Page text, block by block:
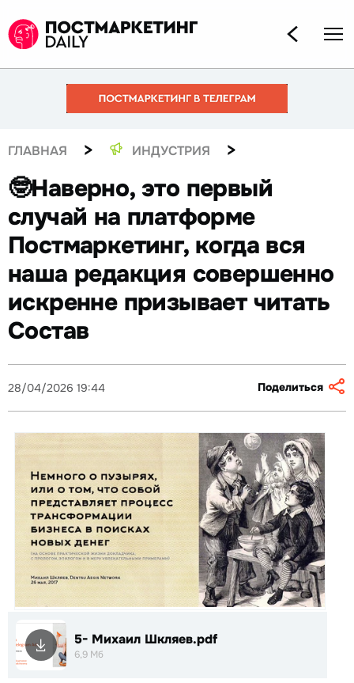
ГЛАВНАЯ > ИНДУСТРИЯ >
🤓Наверно, это первый
случай на платформе
Постмаркетинг, когда вся
наша редакция совершенно
искренне призывает читать
Состав
28/04/2026 19:44 Поделиться
5- Михаил Шкляев.pdf
6,9 Мб